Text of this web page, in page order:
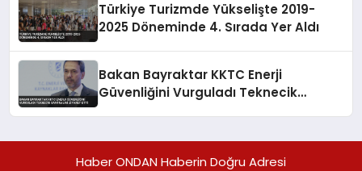
Türkiye Turizmde Yükselişte 2019-
2025 Döneminde 4. Sırada Yer Aldı
Bakan Bayraktar KKTC Enerji
Güvenliğini Vurguladı Teknecik
Haber ONDAN Haberin Doğru Adresi